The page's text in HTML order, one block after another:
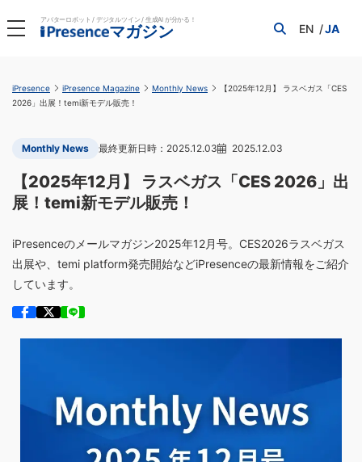
アバターロボット / デジタルツイン / 生成AI が分かる！
マガジン EN JA
iPresence iPresence Magazine Monthly News
【2025年12月】 ラスベガス「CES
2026」出展！temi新モデル販売！
Monthly News 2025.12.03 2025.12.03
【2025年12月】 ラスベガス「CES 2026」出
展！temi新モデル販売！
iPresenceのメールマガジン2025年12月号。CES2026ラスベガス
出展や、temi platform発売開始などiPresenceの最新情報をご紹介
しています。